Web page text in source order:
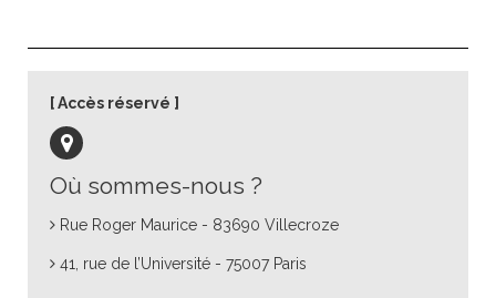
Où sommes-nous ?
Rue Roger Maurice - 83690 Villecroze
41, rue de l’Université - 75007 Paris
Accès réservé